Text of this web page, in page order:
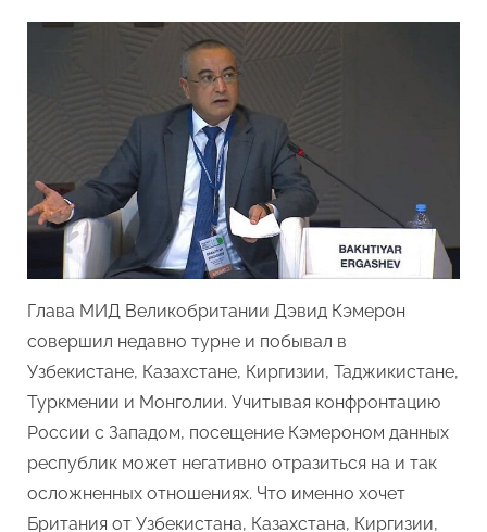
со
странами
региона?
Глава МИД Великобритании Дэвид Кэмерон
совершил недавно турне и побывал в
Узбекистане, Казахстане, Киргизии, Таджикистане,
Туркмении и Монголии. Учитывая конфронтацию
России с Западом, посещение Кэмероном данных
республик может негативно отразиться на и так
осложненных отношениях. Что именно хочет
Британия от Узбекистана, Казахстана, Киргизии,